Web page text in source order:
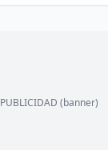
PUBLICIDAD (banner)